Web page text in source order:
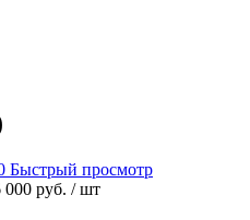
Быстрый просмотр
000 руб. / шт